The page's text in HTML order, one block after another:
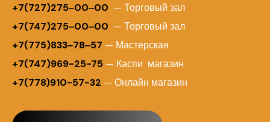
+7(727)275‒00‒00 — Торговый зал
+7(747)275‒00‒00 — Торговый зал
+7(775)833‒78‒57 — Мастерская
+7(747)969-25-75 — Каспи магазин
+7(778)910-57-32 — Онлайн магазин